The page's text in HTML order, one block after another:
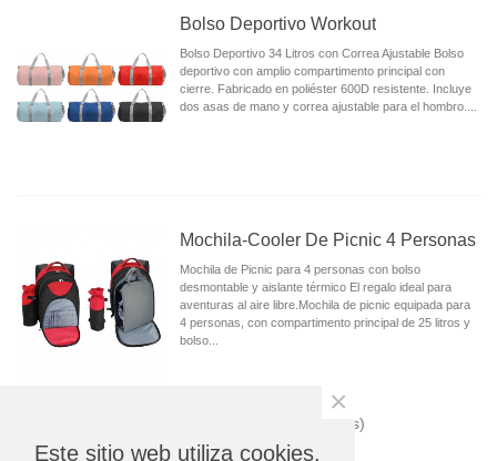
Bolso Deportivo Workout
Bolso Deportivo 34 Litros con Correa Ajustable Bolso
deportivo con amplio compartimento principal con
cierre. Fabricado en poliéster 600D resistente. Incluye
dos asas de mano y correa ajustable para el hombro....
Mochila-Cooler De Picnic 4 Personas
Mochila de Picnic para 4 personas con bolso
desmontable y aislante térmico El regalo ideal para
aventuras al aire libre.Mochila de picnic equipada para
4 personas, con compartimento principal de 25 litros y
bolso...
-13 de 13 artículo(s)
Este sitio web utiliza cookies.
×